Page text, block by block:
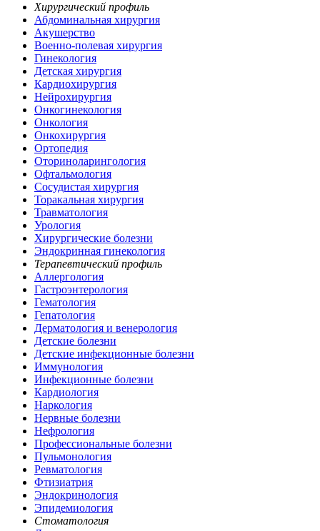
Хирургический профиль
Абдоминальная хирургия
Акушерство
Военно-полевая хирургия
Гинекология
Детская хирургия
Кардиохирургия
Нейрохирургия
Онкогинекология
Онкология
Онкохирургия
Ортопедия
Оториноларингология
Офтальмология
Сосудистая хирургия
Торакальная хирургия
Травматология
Урология
Хирургические болезни
Эндокринная гинекология
Терапевтический профиль
Аллергология
Гастроэнтерология
Гематология
Гепатология
Дерматология и венерология
Детские болезни
Детские инфекционные болезни
Иммунология
Инфекционные болезни
Кардиология
Наркология
Нервные болезни
Нефрология
Профессиональные болезни
Пульмонология
Ревматология
Фтизиатрия
Эндокринология
Эпидемиология
Стоматология